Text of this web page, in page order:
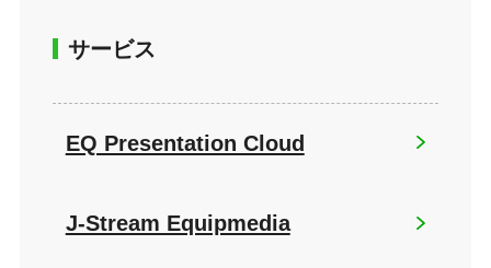
サービス
EQ Presentation Cloud
J-Stream Equipmedia